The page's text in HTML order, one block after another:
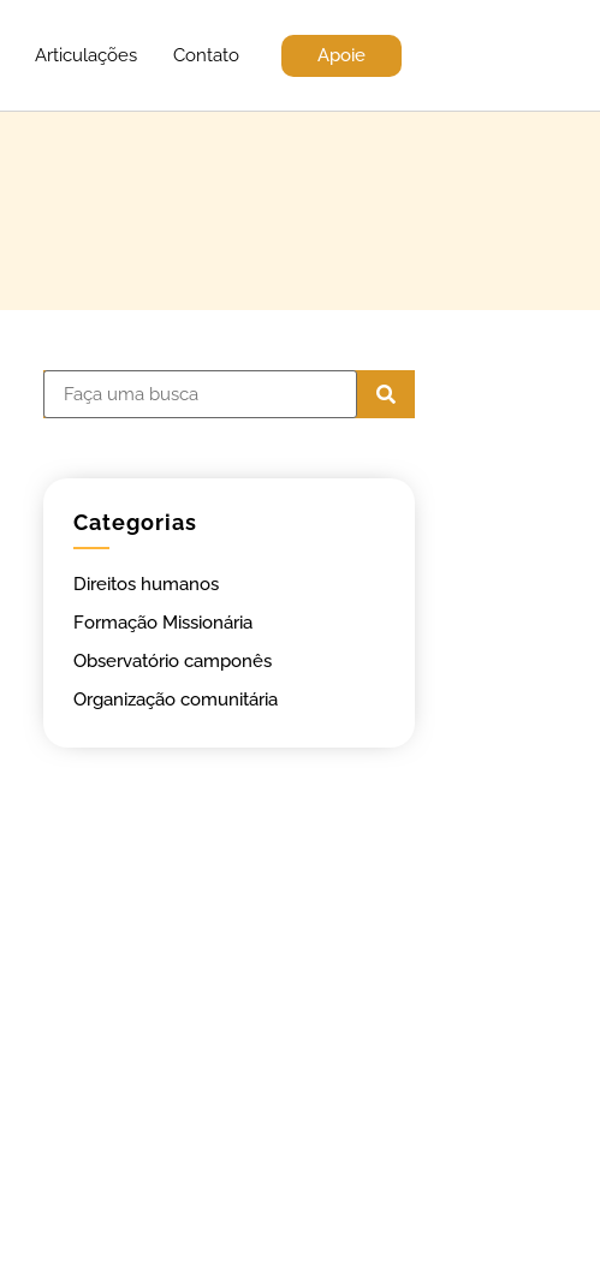
Articulações Contato Apoie
Categorias
Direitos humanos
Formação Missionária
Observatório camponês
Organização comunitária